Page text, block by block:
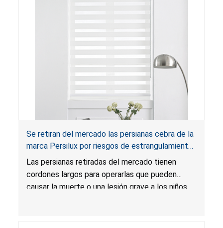
Se retiran del mercado las persianas cebra de la
marca Persilux por riesgos de estrangulamiento
y enredo, y riesgo de lesión grave o muerte;
infringen la regla federal para cortinas; vendidas
en Amazon
Las persianas retiradas del mercado tienen
cordones largos para operarlas que pueden
causar la muerte o una lesión grave a los niños